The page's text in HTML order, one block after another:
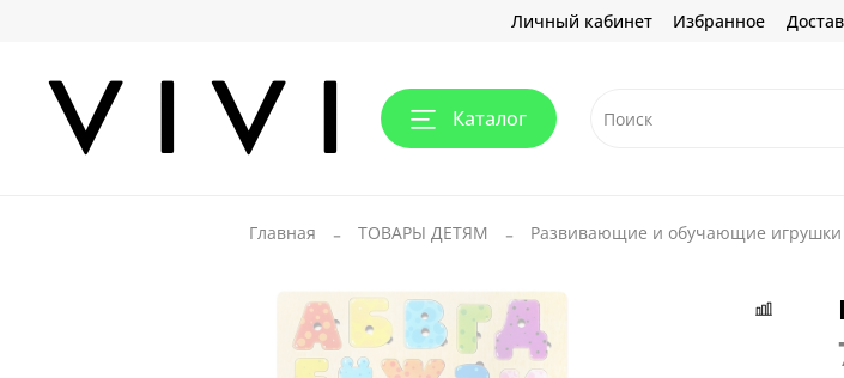
Личный кабинет Избранное
Каталог
Главная ТОВАРЫ ДЕТЯМ Развивающие и обучающие игрушки